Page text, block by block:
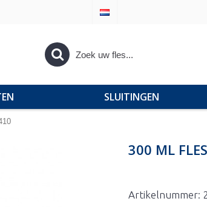
SLUITINGEN
300 ML
Artikelnummer: